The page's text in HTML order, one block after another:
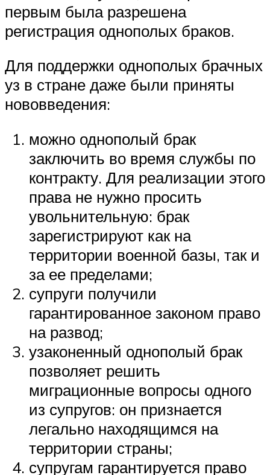
первым была разрешена
регистрация однополых браков.
Для поддержки однополых брачных
уз в стране даже были приняты
нововведения:
можно однополый брак
заключить во время службы по
контракту. Для реализации этого
права не нужно просить
увольнительную: брак
зарегистрируют как на
территории военной базы, так и
за ее пределами;
супруги получили
гарантированное законом право
на развод;
узаконенный однополый брак
позволяет решить
миграционные вопросы одного
из супругов: он признается
легально находящимся на
территории страны;
супругам гарантируется право